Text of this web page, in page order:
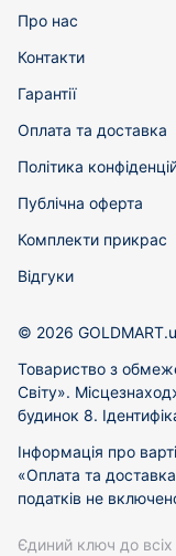
Про нас
Контакти
Гарантії
Оплата та доставка
Політика
Публічна оферта
Комплекти прикрас
Відгуки
© 2026
Товариство з
Світу».
будинок 8.
Інформація про
«Оплата та
податків не
Єдиний ключ до всіх